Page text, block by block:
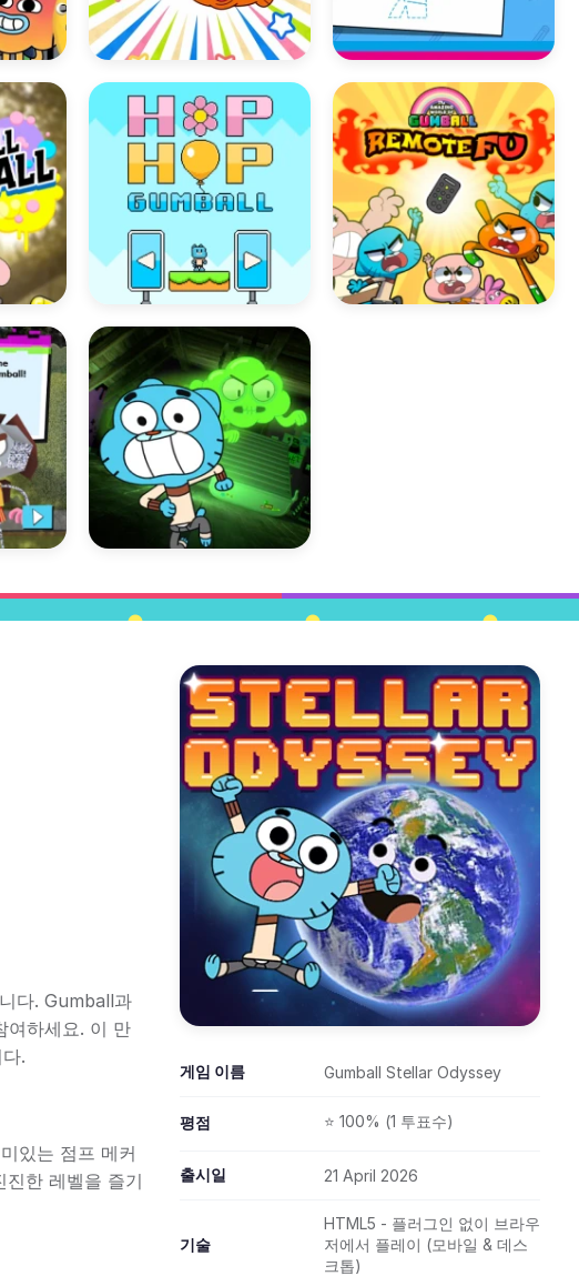
다. Gumball과
여하세요. 이 만
.
있는 점프 메커
한 레벨을 즐기
게임 이름 Gumball Stellar Odyssey
평점 ⭐ 100% (1 투표수)
출시일 21 April 2026
기술
HTML5 - 플러그인 없이 브라우
저에서 플레이 (모바일 & 데스
크톱)